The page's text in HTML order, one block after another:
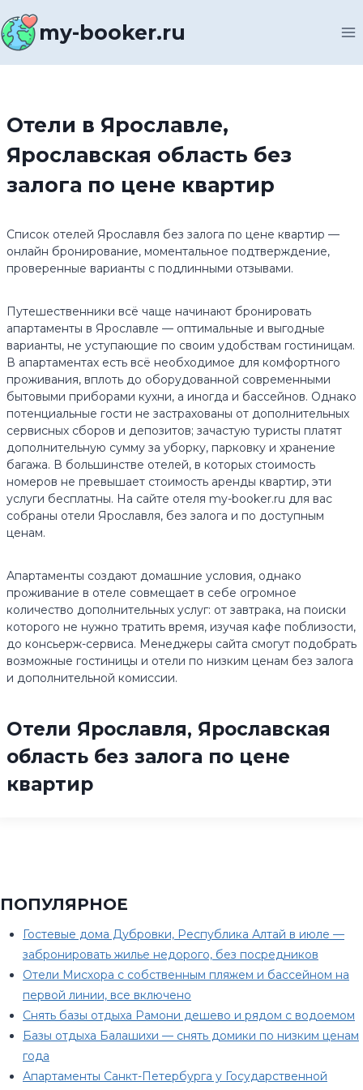
к
содержимомуmy-booker.ru
Отели в Ярославле,
Ярославская область без
залога по цене квартир
Список отелей Ярославля без залога по цене квартир —
онлайн бронирование, моментальное подтверждение,
проверенные варианты с подлинными отзывами.
Путешественники всё чаще начинают бронировать
апартаменты в Ярославле — оптимальные и выгодные
варианты, не уступающие по своим удобствам гостиницам.
В апартаментах есть всё необходимое для комфортного
проживания, вплоть до оборудованной современными
бытовыми приборами кухни, а иногда и бассейнов. Однако
потенциальные гости не застрахованы от дополнительных
сервисных сборов и депозитов; зачастую туристы платят
дополнительную сумму за уборку, парковку и хранение
багажа. В большинстве отелей, в которых стоимость
номеров не превышает стоимость аренды квартир, эти
услуги бесплатны. На сайте отеля my-booker.ru для вас
собраны отели Ярославля, без залога и по доступным
ценам.
Апартаменты создают домашние условия, однако
проживание в отеле совмещает в себе огромное
количество дополнительных услуг: от завтрака, на поиски
которого не нужно тратить время, изучая кафе поблизости,
до консьерж-сервиса. Менеджеры сайта смогут подобрать
возможные гостиницы и отели по низким ценам без залога
и дополнительной комиссии.
Отели Ярославля, Ярославская
область без залога по цене
квартир
ПОПУЛЯРНОЕ
Гостевые дома Дубровки, Республика Алтай в июле —
забронировать жилье недорого, без посредников
Отели Мисхора с собственным пляжем и бассейном на
первой линии, все включено
Снять базы отдыха Рамони дешево и рядом с водоемом
Базы отдыха Балашихи — снять домики по низким ценам
года
Апартаменты Санкт-Петербурга у Государственной